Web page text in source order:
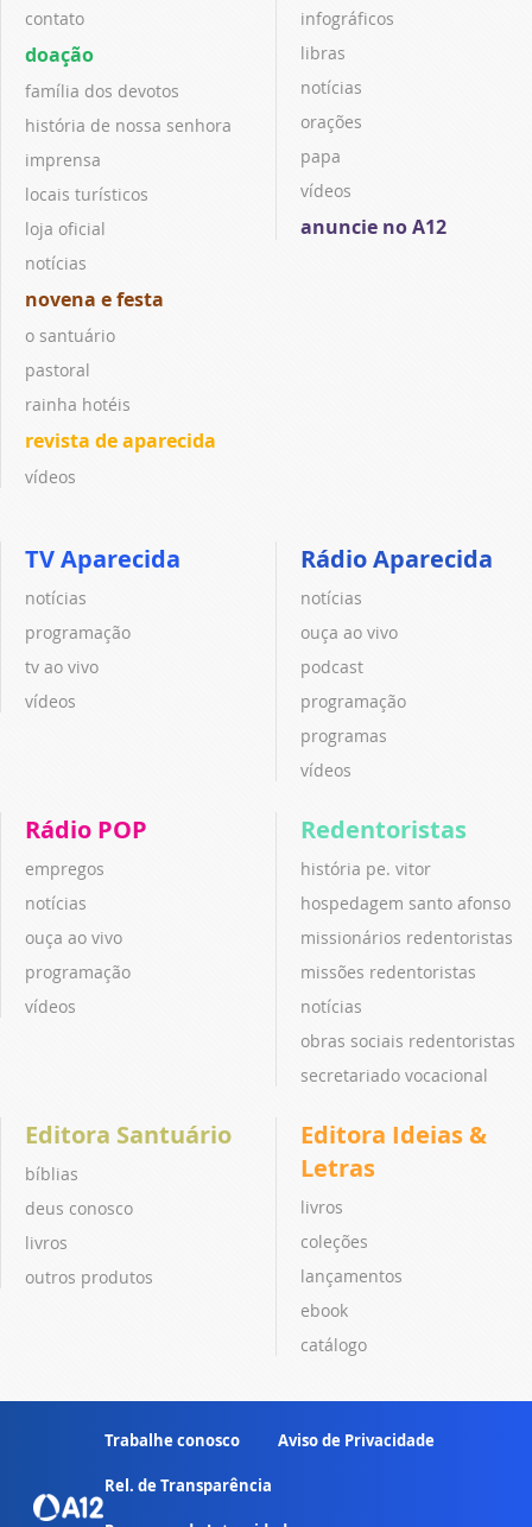
contato
doação
família dos devotos
história de nossa senhora
imprensa
locais turísticos
loja oficial
notícias
novena e festa
o santuário
pastoral
rainha hotéis
revista de aparecida
vídeos
infográficos
libras
notícias
orações
papa
vídeos
anuncie no A12
TV Aparecida
notícias
programação
tv ao vivo
vídeos
Rádio Aparecida
notícias
ouça ao vivo
podcast
programação
programas
vídeos
Rádio POP
empregos
notícias
ouça ao vivo
programação
vídeos
Redentoristas
história pe. vitor
hospedagem santo afonso
missionários redentoristas
missões redentoristas
notícias
obras sociais redentoristas
secretariado vocacional
Editora Santuário
bíblias
deus conosco
livros
outros produtos
Editora Ideias &
Letras
livros
coleções
lançamentos
ebook
catálogo
Trabalhe conosco Aviso de Privacidade
Rel. de Transparência